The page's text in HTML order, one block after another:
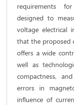
requirements
designed to
voltage electrical
that the proposed
offers a wide
well as
compactness,
errors in
influence of